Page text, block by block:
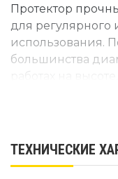
Протектор
для регулярного
использования.
большинства
вдоль всей
ТЕХНИЧЕСКИЕ